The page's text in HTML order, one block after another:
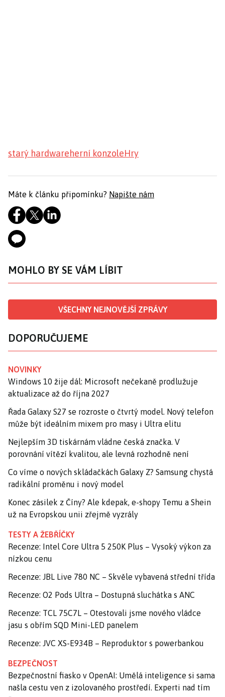
starý hardwareherní konzoleHry
Máte k článku připomínku? Napište nám
MOHLO BY SE VÁM LÍBIT
VŠECHNY NEJNOVĚJŠÍ ZPRÁVY
DOPORUČUJEME
NOVINKY
Windows 10 žije dál: Microsoft nečekaně prodlužuje
aktualizace až do října 2027
Řada Galaxy S27 se rozroste o čtvrtý model. Nový telefon
může být ideálním mixem pro masy i Ultra elitu
Nejlepším 3D tiskárnám vládne česká značka. V
porovnání vítězí kvalitou, ale levná rozhodně není
Co víme o nových skládačkách Galaxy Z? Samsung chystá
radikální proměnu i nový model
Konec zásilek z Číny? Ale kdepak, e-shopy Temu a Shein
už na Evropskou unii zřejmě vyzrály
TESTY A ŽEBŘÍČKY
Recenze: Intel Core Ultra 5 250K Plus – Vysoký výkon za
nízkou cenu
Recenze: JBL Live 780 NC – Skvěle vybavená střední třída
Recenze: O2 Pods Ultra – Dostupná sluchátka s ANC
Recenze: TCL 75C7L – Otestovali jsme nového vládce
jasu s obřím SQD Mini-LED panelem
Recenze: JVC XS-E934B – Reproduktor s powerbankou
BEZPEČNOST
Bezpečnostní fiasko v OpenAI: Umělá inteligence si sama
našla cestu ven z izolovaného prostředí. Experti nad tím